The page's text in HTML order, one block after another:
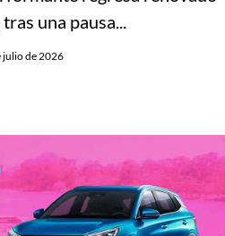
una pausa...
julio de 2026